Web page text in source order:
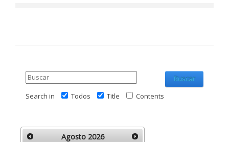
Buscar
Search in
Todos Title Contents
Agosto 2026